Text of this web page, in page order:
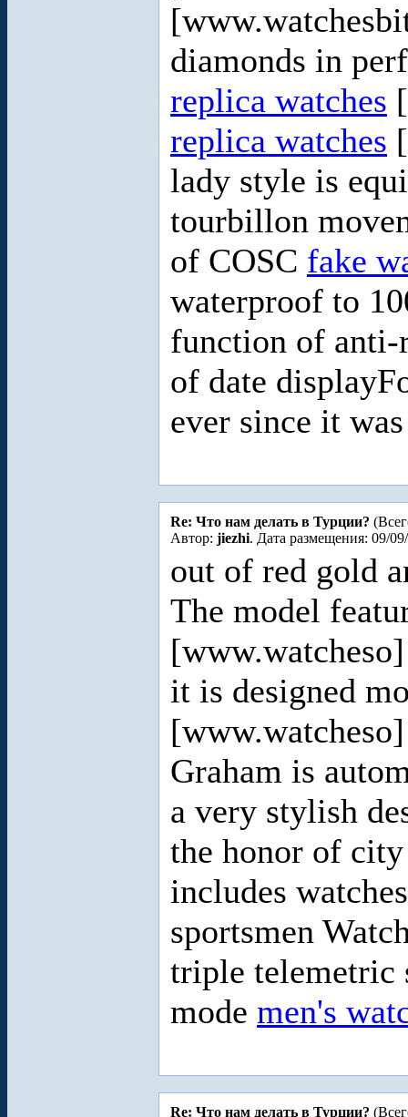
diamonds in
replica watches
replica watches
lady style is
tourbillon
of COSC fake
waterproof to
function of
of date
ever since it
Re: Что нам делать в Турции?
Автор: jiezhi. Дата размещения: 09/
out of red gold
The model
it is designed
Graham is
a very stylish
the honor of
includes
sportsmen
triple telemetric
mode men's
Re: Что нам делать в Турции?